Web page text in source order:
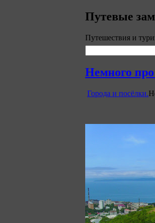
Путевые
Путешествия и
Немного
Города и посёлки.